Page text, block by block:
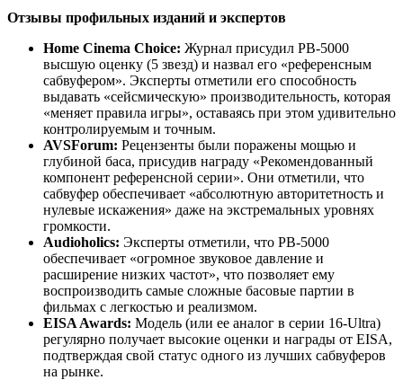
Отзывы профильных изданий и экспертов
Home Cinema Choice: Журнал присудил PB-5000
высшую оценку (5 звезд) и назвал его «референсным
сабвуфером». Эксперты отметили его способность
выдавать «сейсмическую» производительность, которая
«меняет правила игры», оставаясь при этом удивительно
контролируемым и точным.
AVSForum: Рецензенты были поражены мощью и
глубиной баса, присудив награду «Рекомендованный
компонент референсной серии». Они отметили, что
сабвуфер обеспечивает «абсолютную авторитетность и
нулевые искажения» даже на экстремальных уровнях
громкости.
Audioholics: Эксперты отметили, что PB-5000
обеспечивает «огромное звуковое давление и
расширение низких частот», что позволяет ему
воспроизводить самые сложные басовые партии в
фильмах с легкостью и реализмом.
EISA Awards: Модель (или ее аналог в серии 16-Ultra)
регулярно получает высокие оценки и награды от EISA,
подтверждая свой статус одного из лучших сабвуферов
на рынке.